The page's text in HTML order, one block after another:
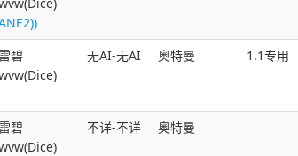
雷碧
无AI-无AI 奥特曼 1.1专用
雷碧
不详-不详 奥特曼